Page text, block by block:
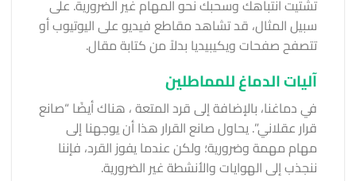
تشتيت انتباهك وسحبك نحو المهام غير الضرورية. على
سبيل المثال، قد تشاهد مقاطع فيديو على اليوتيوب أو
تتصفح صفحات ويكيبيديا بدلاً من كتابة مقال.
آليات الدماغ للمماطلين
في دماغنا، بالإضافة إلى قرد المتعة ، هناك أيضًا “صانع
قرار عقلاني”. يحاول صانع القرار هذا أن يوجهنا إلى
مهام مهمة وضرورية؛ ولكن عندما يفوز القرد، فإننا
ننجذب إلى الهوايات والأنشطة غير الضرورية.